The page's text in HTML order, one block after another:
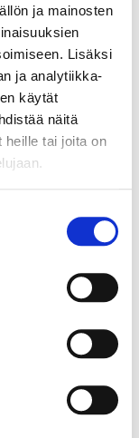
ja mainosten
Lisäksi
ja analytiikka-
käytät
näitä
heille tai joita on
ennen
liikuntaa
Autamme
nyt!